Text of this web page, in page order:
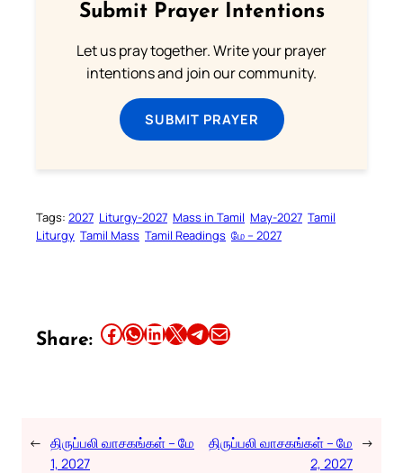
Submit Prayer Intentions
Let us pray together. Write your prayer
intentions and join our community.
SUBMIT PRAYER
Tags: 2027 Liturgy-2027 Mass in Tamil May-2027 Tamil
Liturgy Tamil Mass Tamil Readings மே – 2027
Share: Share this article on Facebook Share this article on WhatsApp Share this article on LinkedIn Share this article on X Share this article on TelegramEmail this Article
← திருப்பலி வாசகங்கள் – மே
1, 2027
திருப்பலி வாசகங்கள் – மே
2, 2027
→